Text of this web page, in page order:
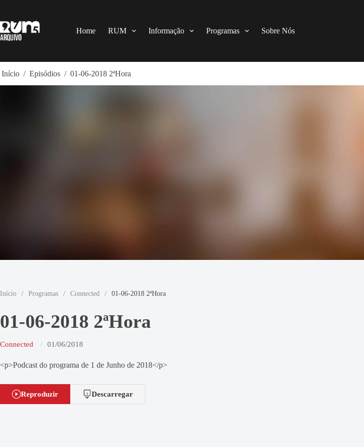
o
conteúdo
Home RUM Informação Programas Sobre Nós
Início / Episódios / 01-06-2018 2ªHora
Início / Programas / Connected / 01-06-2018 2ªHora
01-06-2018 2ªHora
Connected 01/06/2018
<p>Podcast do programa de 1 de Junho de 2018</p>
Reproduzir Descarregar